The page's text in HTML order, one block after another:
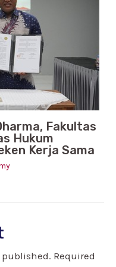
Fakultas
Hukum
Kerja Sama
published. Required